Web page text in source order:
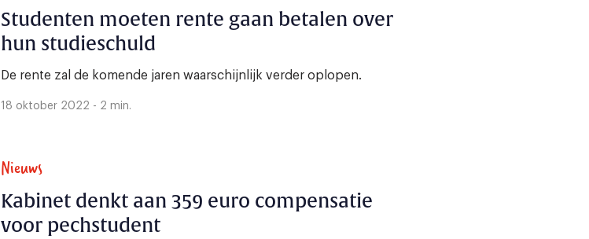
Studenten moeten rente gaan betalen over
hun studieschuld
De rente zal de komende jaren waarschijnlijk verder oplopen.
18 oktober 2022 - 2 min.
Nieuws
Kabinet denkt aan 359 euro compensatie
voor pechstudent